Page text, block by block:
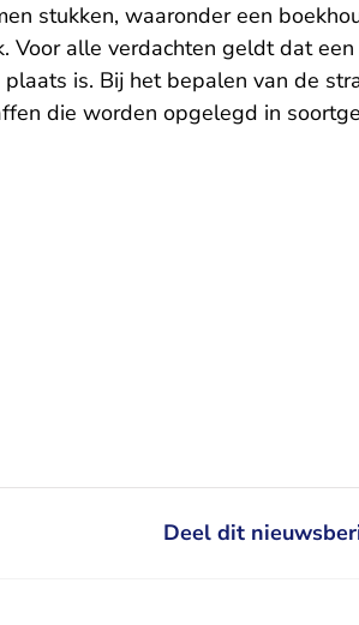
stukken, waaronder een
Voor alle verdachten geldt dat
is. Bij het bepalen van de
die worden opgelegd in
Rechtspraak.nl
Deel dit